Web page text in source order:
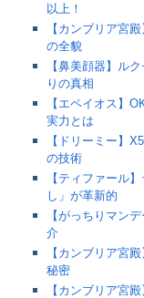
以上！
【カンブリア宮
の全貌
【鼻美顔器】ル
りの真相
【エペイオス】
実力とは
【ドリーミー】
の技術
【ティファール
し」が革新的
【がっちりマン
介
【カンブリア宮
秘密
【カンブリア宮